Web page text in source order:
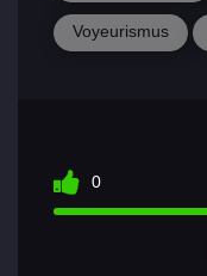
der Spiele
Voyeurismus
0